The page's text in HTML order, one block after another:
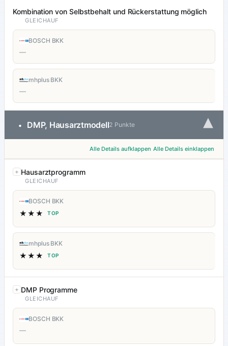
Kombination von Selbstbehalt und Rückerstattung möglich
GLEICHAUF
BOSCH BKK
—
mhplus BKK
—
• DMP, Hausarztmodell2 Punkte ▾
Alle Details aufklappen Alle Details einklappen
Hausarztprogramm
GLEICHAUF
BOSCH BKK
★★★ TOP
mhplus BKK
★★★ TOP
DMP Programme
GLEICHAUF
BOSCH BKK
—